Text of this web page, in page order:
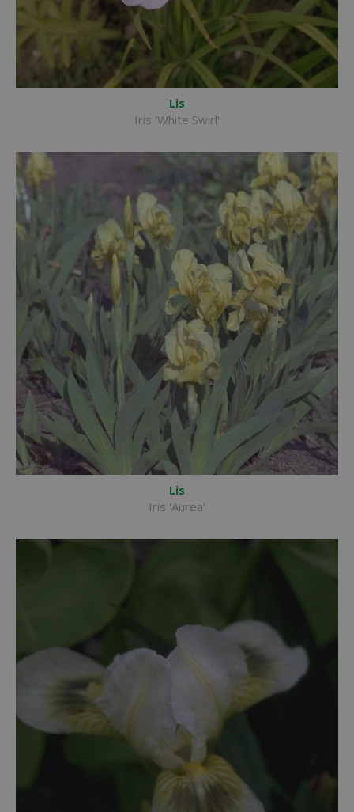
Lis
Iris 'White Swirl'
Lis
Iris 'Aurea'